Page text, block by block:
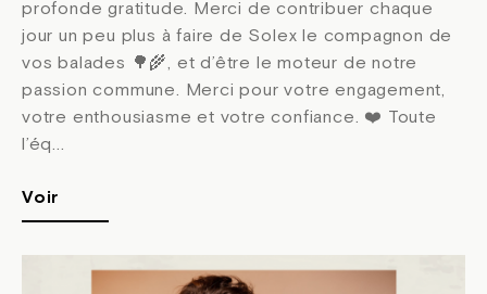
profonde gratitude. Merci de contribuer chaque
jour un peu plus à faire de Solex le compagnon de
vos balades 🌳🌾, et d’être le moteur de notre
passion commune. Merci pour votre engagement,
votre enthousiasme et votre confiance. ❤️ Toute
l’éq...
Voir